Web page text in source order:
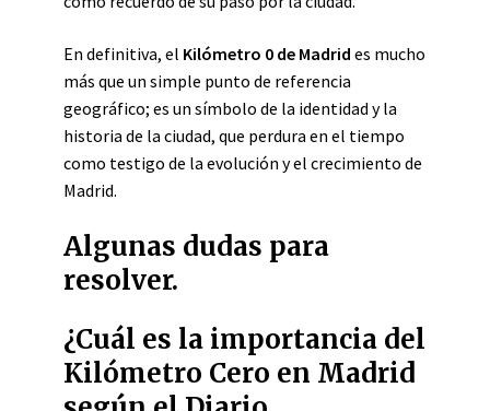
En definitiva, el Kilómetro 0 de Madrid es mucho
más que un simple punto de referencia
geográfico; es un símbolo de la identidad y la
historia de la ciudad, que perdura en el tiempo
como testigo de la evolución y el crecimiento de
Madrid.
Algunas dudas para
resolver.
¿Cuál es la importancia del
Kilómetro Cero en Madrid